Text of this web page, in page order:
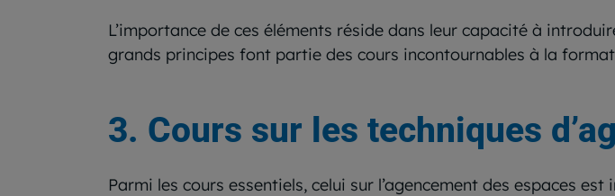
L’importance de ces éléments réside dans leur capacité à
grands principes font partie des cours incontournables à la
3. Cours sur les techniques
Parmi les cours essentiels, celui sur l’agencement des espaces